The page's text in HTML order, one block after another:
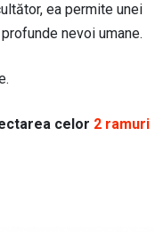
ea permite unei
nevoi umane.
celor 2 ramuri